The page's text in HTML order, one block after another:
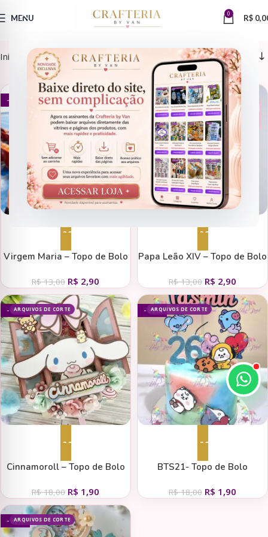
MENU 0 R$
Início Arquivos de Corte Camadas
ARQUIVOS DE CORTE
- 78%
Adicionar ao carrinho
Virgem Maria – Topo de Bolo
R$13,00 R$ 2,90
ARQUIVOS DE CORTE
- 78%
Adicionar ao carrinho
Papa Leão XIV – Topo de Bolo
R$13,00 R$ 2,90
ARQUIVOS DE CORTE
- 89%
Adicionar ao carrinho
Cinnamoroll – Topo de Bolo
R$18,00 R$ 1,90
ARQUIVOS DE CORTE
- 89%
Adicionar ao carrinho
BTS21- Topo de Bolo
R$18,00 R$ 1,90
ARQUIVOS DE CORTE
- 89%